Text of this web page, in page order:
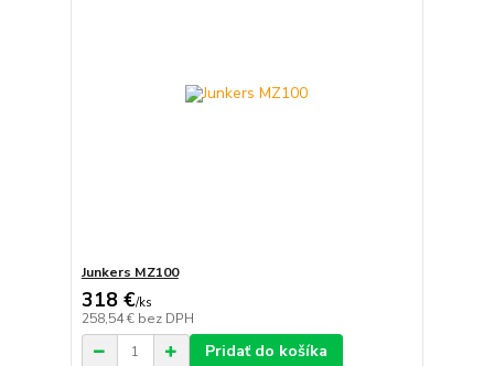
Junkers MZ100
318 €/ks
258,54 € bez DPH
Pridať do košíka